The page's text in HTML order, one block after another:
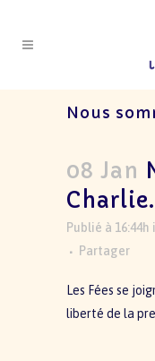
Nous
08 Jan
Charlie.
Publié à 16:44h
Partager
Les Fées se
liberté de la